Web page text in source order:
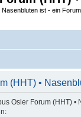
ist - ein
(HHT) •
Osler Forum (HHT)